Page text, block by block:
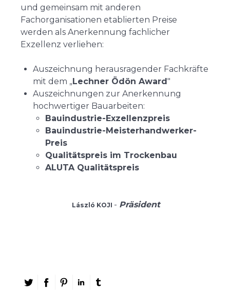
und gemeinsam mit anderen
Fachorganisationen etablierten Preise
werden als Anerkennung fachlicher
Exzellenz verliehen:
Auszeichnung herausragender Fachkräfte
mit dem „Lechner Ödön Award"
Auszeichnungen zur Anerkennung
hochwertiger Bauarbeiten:
Bauindustrie-Exzellenzpreis
Bauindustrie-Meisterhandwerker-
Preis
Qualitätspreis im Trockenbau
ALUTA Qualitätspreis
László KOJI - Präsident